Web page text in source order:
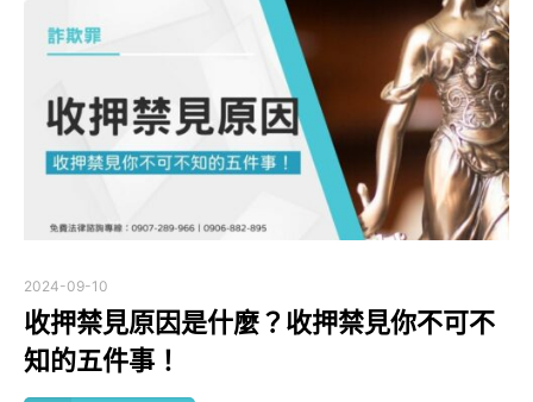
2024-09-10
收押禁見原因是什麼？收押禁見你不可不
知的五件事！